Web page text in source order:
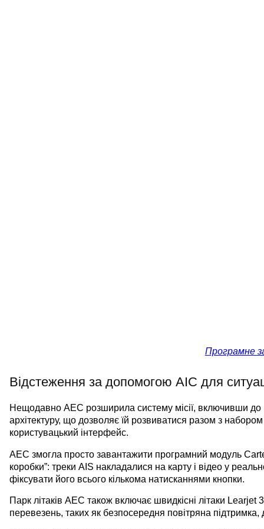
Програмне
Відстеження за допомогою АІС для
Нещодавно AEC розширила систему місії, включивши до
архітектуру, що дозволяє їй розвиватися разом з
користувацький інтерфейс.
AEC змогла просто завантажити програмний модуль
коробки”: треки AIS накладалися на карту і відео у
фіксувати його всього кількома натисканнями кнопки.
Парк літаків AEC також включає швидкісні літаки
перевезень, таких як безпосередня повітряна